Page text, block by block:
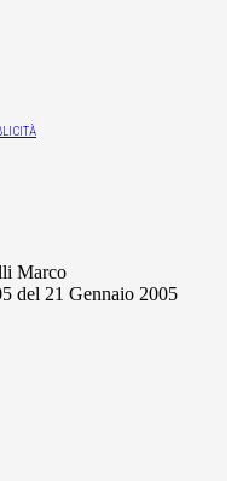
Marco
del 21 Gennaio 2005